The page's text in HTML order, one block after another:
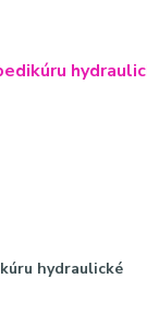
hydraulické